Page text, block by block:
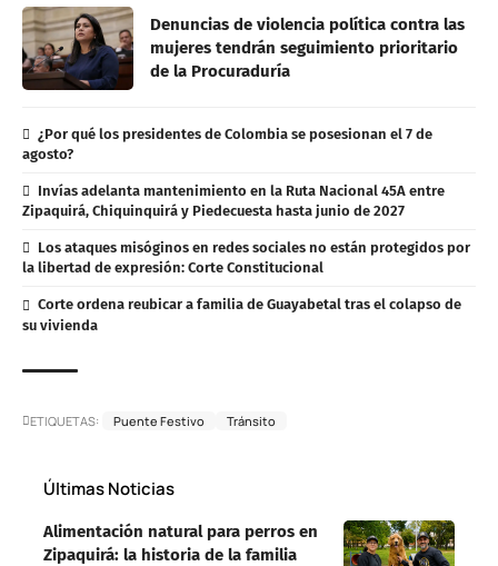
Denuncias de violencia política contra las
mujeres tendrán seguimiento prioritario
de la Procuraduría
¿Por qué los presidentes de Colombia se posesionan el 7 de
agosto?
Invías adelanta mantenimiento en la Ruta Nacional 45A entre
Zipaquirá, Chiquinquirá y Piedecuesta hasta junio de 2027
Los ataques misóginos en redes sociales no están protegidos por
la libertad de expresión: Corte Constitucional
Corte ordena reubicar a familia de Guayabetal tras el colapso de
su vivienda
ETIQUETAS: Puente Festivo Tránsito
Últimas Noticias
Alimentación natural para perros en
Zipaquirá: la historia de la familia